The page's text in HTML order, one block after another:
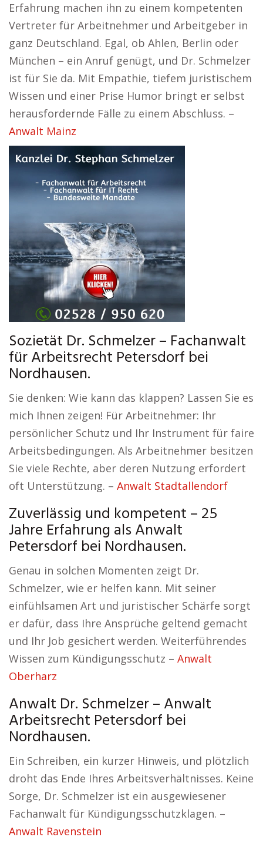
Erfahrung machen ihn zu einem kompetenten
Vertreter für Arbeitnehmer und Arbeitgeber in
ganz Deutschland. Egal, ob Ahlen, Berlin oder
München – ein Anruf genügt, und Dr. Schmelzer
ist für Sie da. Mit Empathie, tiefem juristischem
Wissen und einer Prise Humor bringt er selbst
herausfordernde Fälle zu einem Abschluss. –
Anwalt Mainz
Sozietät Dr. Schmelzer – Fachanwalt
für Arbeitsrecht Petersdorf bei
Nordhausen.
Sie denken: Wie kann das klappen? Lassen Sie es
mich Ihnen zeigen! Für Arbeitnehmer: Ihr
persönlicher Schutz und Ihr Instrument für faire
Arbeitsbedingungen. Als Arbeitnehmer besitzen
Sie viele Rechte, aber deren Nutzung erfordert
oft Unterstützung. – Anwalt Stadtallendorf
Zuverlässig und kompetent – 25
Jahre Erfahrung als Anwalt
Petersdorf bei Nordhausen.
Genau in solchen Momenten zeigt Dr.
Schmelzer, wie er helfen kann. Mit seiner
einfühlsamen Art und juristischer Schärfe sorgt
er dafür, dass Ihre Ansprüche geltend gemacht
und Ihr Job gesichert werden. Weiterführendes
Wissen zum Kündigungsschutz – Anwalt
Oberharz
Anwalt Dr. Schmelzer – Anwalt
Arbeitsrecht Petersdorf bei
Nordhausen.
Ein Schreiben, ein kurzer Hinweis, und plötzlich
droht das Ende Ihres Arbeitsverhältnisses. Keine
Sorge, Dr. Schmelzer ist ein ausgewiesener
Fachanwalt für Kündigungsschutzklagen. –
Anwalt Ravenstein